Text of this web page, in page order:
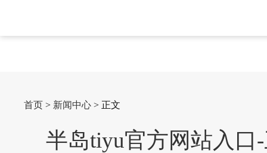
首页 > 新闻中心 > 正文
半岛tiyu官方网站入